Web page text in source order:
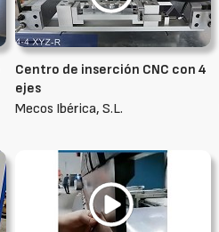
Centro de inserción CNC con 4
ejes
Mecos Ibérica, S.L.